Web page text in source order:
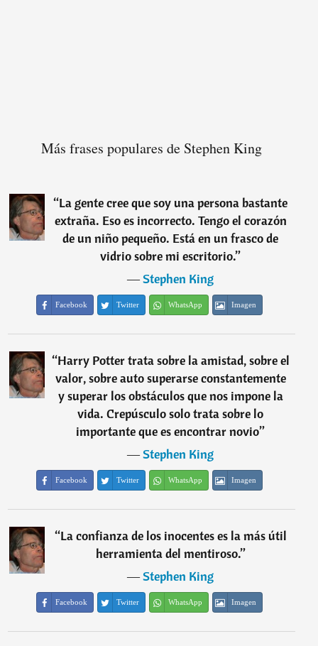
Más frases populares de Stephen King
“La gente cree que soy una persona bastante
extraña. Eso es incorrecto. Tengo el corazón
de un niño pequeño. Está en un frasco de
vidrio sobre mi escritorio.”
―Stephen King
Facebook Twitter WhatsApp Imagen
“Harry Potter trata sobre la amistad, sobre el
valor, sobre auto superarse constantemente
y superar los obstáculos que nos impone la
vida. Crepúsculo solo trata sobre lo
importante que es encontrar novio”
―Stephen King
Facebook Twitter WhatsApp Imagen
“La confianza de los inocentes es la más útil
herramienta del mentiroso.”
―Stephen King
Facebook Twitter WhatsApp Imagen